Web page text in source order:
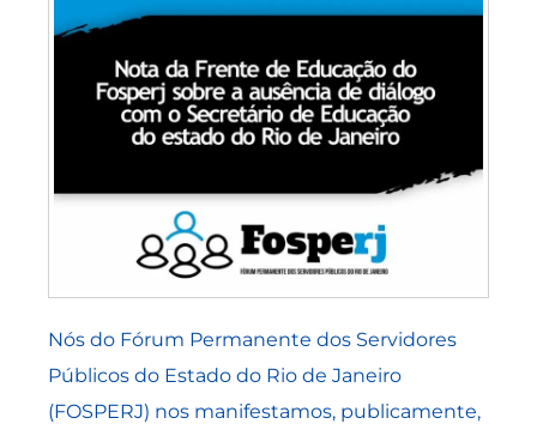
Nós do Fórum Permanente dos Servidores
Públicos do Estado do Rio de Janeiro
(FOSPERJ) nos manifestamos, publicamente,